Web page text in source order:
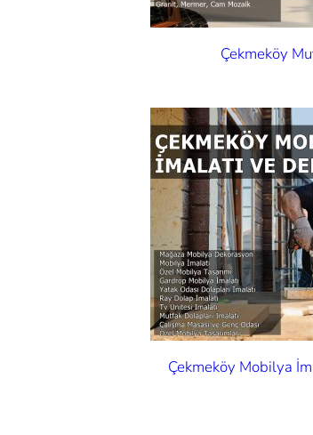
Çekmeköy
Çekmeköy Mobilya